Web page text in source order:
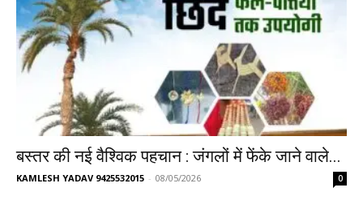
बस्तर की नई वैश्विक पहचान : जंगलों में फेंके जाने वाले...
KAMLESH YADAV 9425532015 - 08/05/2026 0